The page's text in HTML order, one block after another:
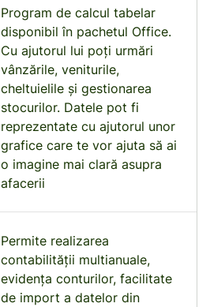
Program de calcul tabelar
disponibil în pachetul Office.
Cu ajutorul lui poți urmări
vânzările, veniturile,
cheltuielile și gestionarea
stocurilor. Datele pot fi
reprezentate cu ajutorul unor
grafice care te vor ajuta să ai
o imagine mai clară asupra
afacerii
Permite realizarea
contabilității multianuale,
evidența conturilor, facilitate
de import a datelor din